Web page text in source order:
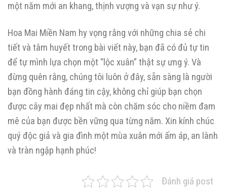
một năm mới an khang, thịnh vượng và vạn sự như ý.
Hoa Mai Miền Nam hy vọng rằng với những chia sẻ chi
tiết và tâm huyết trong bài viết này, bạn đã có đủ tự tin
để tự mình lựa chọn một “lộc xuân” thật sự ưng ý. Và
đừng quên rằng, chúng tôi luôn ở đây, sẵn sàng là người
bạn đồng hành đáng tin cậy, không chỉ giúp bạn chọn
được cây mai đẹp nhất mà còn chăm sóc cho niềm đam
mê của bạn được bền vững qua từng năm. Xin kính chúc
quý độc giả và gia đình một mùa xuân mới ấm áp, an lành
và tràn ngập hạnh phúc!
Đánh giá post